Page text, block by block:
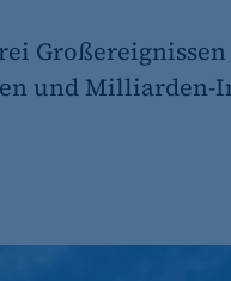
und Milliarden-